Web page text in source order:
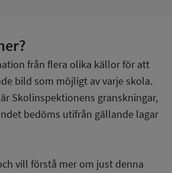
från flera olika källor för att
bild som möjligt av varje skola.
Skolinspektionens granskningar,
bedöms utifrån gällande lagar
vill förstå mer om just denna